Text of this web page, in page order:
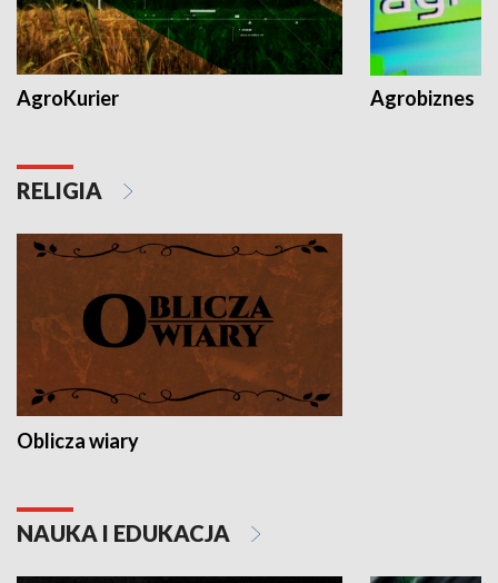
AgroKurier Agrobiznes
RELIGIA
Oblicza wiary
NAUKA I EDUKACJA